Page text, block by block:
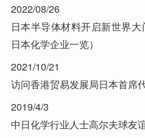
2022/08/26
日本半导体材料开启新世界
日本化学企业一览）
2021/10/21
访问香港贸易发展局日本首席
2019/4/3
中日化学行业人士高尔夫球友